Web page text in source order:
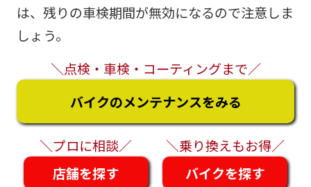
は、残りの車検期間が無効になるので注意しま
しょう。
＼点検・車検・コーティングまで／
バイクのメンテナンスをみる
＼プロに相談／
＼乗り換えもお得／
店舗を探す
バイクを探す